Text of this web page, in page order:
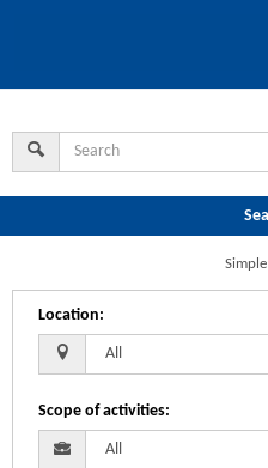
Location:
Scope of activities: